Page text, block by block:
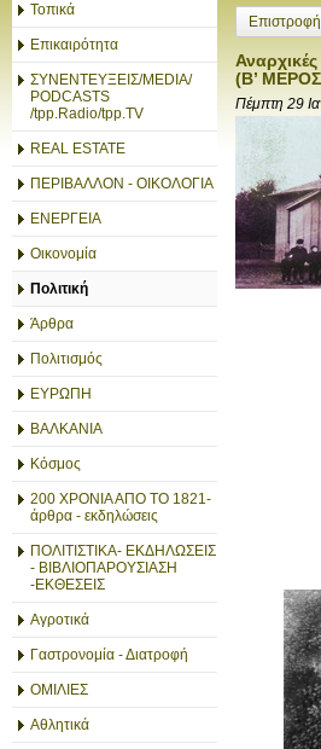
Τοπικά
Επικαιρότητα
ΣΥΝΕΝΤΕΥΞΕΙΣ/MEDIA/
PODCASTS
/tpp.Radio/tpp.TV
REAL ESTATE
ΠΕΡΙΒΑΛΛΟΝ - ΟΙΚΟΛΟΓΙΑ
ΕΝΕΡΓΕΙΑ
Οικονομία
Πολιτική
Άρθρα
Πολιτισμός
ΕΥΡΩΠΗ
ΒΑΛΚΑΝΙΑ
Κόσμος
200 ΧΡΟΝΙΑ ΑΠΟ ΤΟ 1821-
άρθρα - εκδηλώσεις
ΠΟΛΙΤΙΣΤΙΚΑ- ΕΚΔΗΛΩΣΕΙΣ
- ΒΙΒΛΙΟΠΑΡΟΥΣΙΑΣΗ
-ΕΚΘΕΣΕΙΣ
Αγροτικά
Γαστρονομία - Διατροφή
ΟΜΙΛΙΕΣ
Αθλητικά
Επιστροφή
(Β’
Πέμπτη 29